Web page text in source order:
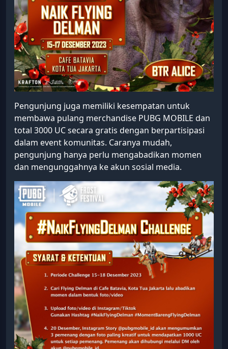
Pengunjung juga memiliki kesempatan untuk
membawa pulang merchandise PUBG MOBILE dan
total 3000 UC secara gratis dengan berpartisipasi
dalam event komunitas. Caranya mudah,
pengunjung hanya perlu mengabadikan momen
dan mengunggahnya ke akun sosial media.